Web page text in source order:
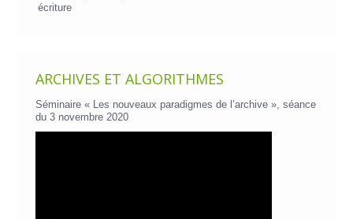
écriture
ARCHIVES ET ALGORITHMES
Séminaire « Les nouveaux paradigmes de l’archive », séance
du 3 novembre 2020